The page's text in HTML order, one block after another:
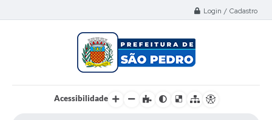
Login / Cadastro
Acessibilidade